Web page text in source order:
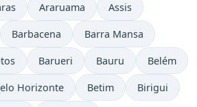
Araruama Assis
Barbacena Barra Mansa
Barueri Bauru Belém
Horizonte Betim Birigui